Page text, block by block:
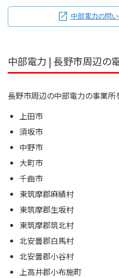
中部電力の問
中部電力 | 長野市周辺の
長野市周辺の中部電力の事業所
上田市
須坂市
中野市
大町市
千曲市
東筑摩郡麻績村
東筑摩郡生坂村
東筑摩郡筑北村
北安曇郡白馬村
北安曇郡小谷村
上高井郡小布施町